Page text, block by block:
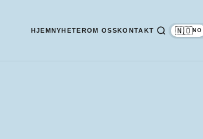
HJEMNYHETEROM OSSKONTAKT 🇳🇴NO